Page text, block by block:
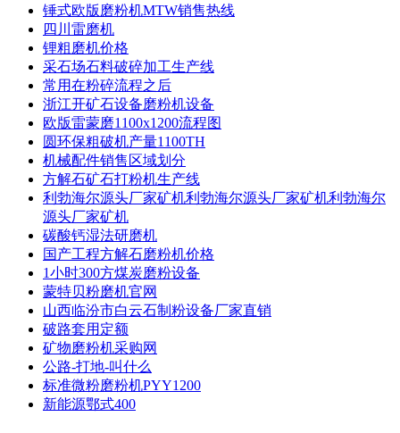
锤式欧版磨粉机MTW销售热线
四川雷磨机
锂粗磨机价格
采石场石料破碎加工生产线
常用在粉碎流程之后
浙江开矿石设备磨粉机设备
欧版雷蒙磨1100x1200流程图
圆环保粗破机产量1100TH
机械配件销售区域划分
方解石矿石打粉机生产线
利勃海尔源头厂家矿机利勃海尔源头厂家矿机利勃海尔
源头厂家矿机
碳酸钙湿法研磨机
国产工程方解石磨粉机价格
1小时300方煤炭磨粉设备
蒙特贝粉磨机官网
山西临汾市白云石制粉设备厂家直销
破路套用定额
矿物磨粉机采购网
公路-打地-叫什么
标准微粉磨粉机PYY1200
新能源鄂式400